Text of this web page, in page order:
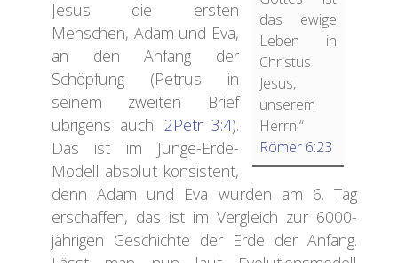
das ewige
Leben in
Christus
Jesus,
unserem
Herrn.“
Römer 6:23
Jesus die ersten
Menschen, Adam und Eva,
an den Anfang der
Schöpfung (Petrus in
seinem zweiten Brief
übrigens auch:2Petr 3:4).
Das ist im Junge-Erde-
Modell absolut konsistent,
denn Adam und Eva wurden am 6. Tag
erschaffen, das ist im Vergleich zur 6000-
jährigen Geschichte der Erde der Anfang.